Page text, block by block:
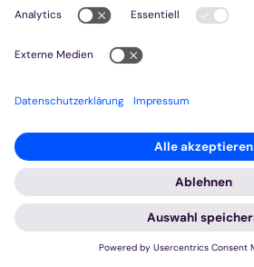
© Aus der
In den Regionen Heinsberg und